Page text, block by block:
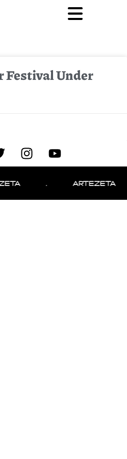
Festival Under
ARTEZETA